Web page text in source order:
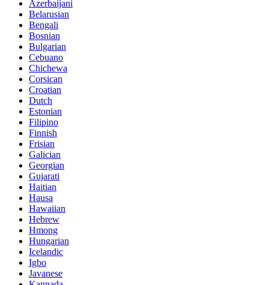
Azerbaijani
Belarusian
Bengali
Bosnian
Bulgarian
Cebuano
Chichewa
Corsican
Croatian
Dutch
Estonian
Filipino
Finnish
Frisian
Galician
Georgian
Gujarati
Haitian
Hausa
Hawaiian
Hebrew
Hmong
Hungarian
Icelandic
Igbo
Javanese